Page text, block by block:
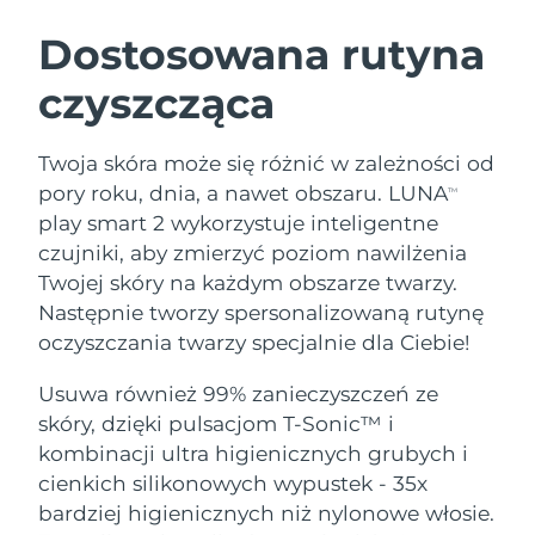
Dostosowana rutyna
czyszcząca
Twoja skóra może się różnić w zależności od
pory roku, dnia, a nawet obszaru. LUNATM
play smart 2 wykorzystuje inteligentne
czujniki, aby zmierzyć poziom nawilżenia
Twojej skóry na każdym obszarze twarzy.
Następnie tworzy spersonalizowaną rutynę
oczyszczania twarzy specjalnie dla Ciebie!
Usuwa również 99% zanieczyszczeń ze
skóry, dzięki pulsacjom T-Sonic™ i
kombinacji ultra higienicznych grubych i
cienkich silikonowych wypustek - 35x
bardziej higienicznych niż nylonowe włosie.
Oczyszczanie twarzy
LUNA™ 4 zestaw
Anti-aging massage
LUNA™ 4 Plus
Massage, LED heating
LUNA™ 4 Men
For men, anti-aging massage
Lifting twarzy
BEAR™ 2 zestaw
Microcurrent toning
BEAR™ 2 go
Microcurrent toning on-the-go
BEAR™ 2 eyes & lips
Microcurrent line smoothing device
Nawilżenie
UFO™ 3 zestaw
Deep facial hydration
UFO™ 3 LED
Near-infrared and red light therapy
device
Pielęgnacja jamy
ustnej
issa™ 4
Hybrid silicone sonic toothbrush
issa™ 4 plus
Smart hybrid silicone sonic toothbrush
FAQ™ ZABIEG ANTI-AGING
Anti-aging Zabiegi LED
NEW
Australia
Austria
Oczekiwany czas dostawy
Bahrajn
Oczekiwany czas dostawy
12/8/26
Belgia
Oczekiwany czas dostawy
11/8/26
Bermudy
Bośnia i
Hercegowina
Oczekiwany czas dostawy
Oczekiwany czas dostawy